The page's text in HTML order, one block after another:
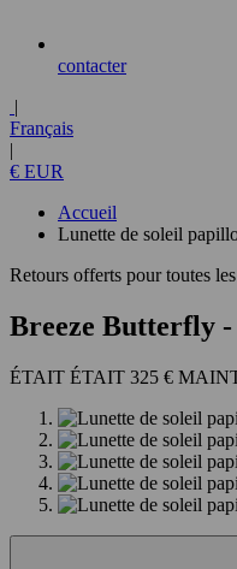
contacter
|
Français
|
€ EUR
Accueil
Lunette de soleil
Retours offerts pour toutes
Breeze Butterfly
325 €